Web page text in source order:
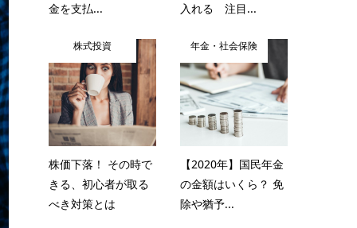
金を支払...
入れる 注目...
株式投資
株価下落！ その時で
きる、初心者が取る
べき対策とは
年金・社会保険
【2020年】国民年金
の金額はいくら？ 免
除や猶予...